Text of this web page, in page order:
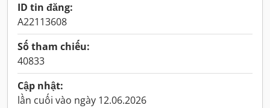
ID tin đăng:
A22113608
Số tham chiếu:
40833
Cập nhật:
lần cuối vào ngày 12.06.2026